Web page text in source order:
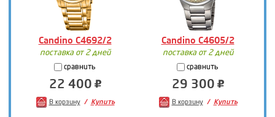
Candino C4692/2 Candino C4605/2
поставка от 2 дней
сравнить
22 400
В корзину Купить
поставка от 2 дней
сравнить
29 300
В корзину Купить